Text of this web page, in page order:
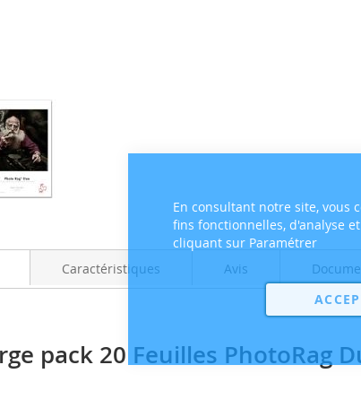
En consultant notre site, vous
fins fonctionnelles, d'analyse
cliquant sur Paramétrer
pack 20 Feuilles PhotoRag
Caractéristiques Avis